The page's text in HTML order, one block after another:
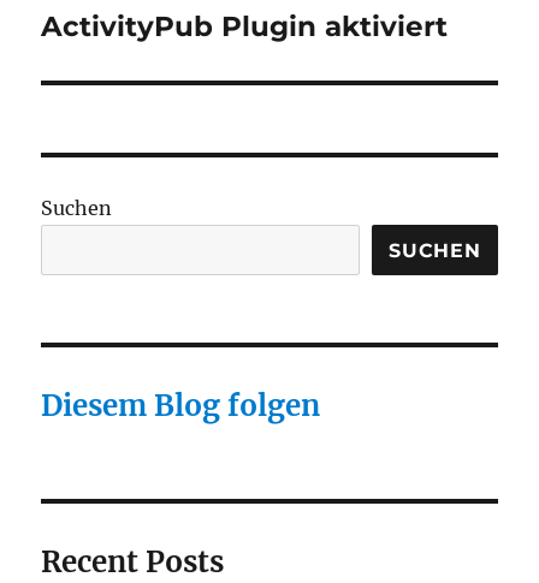
Nächster
ActivityPub Plugin aktiviert
Suchen
SUCHEN
Diesem Blog folgen
Recent Posts